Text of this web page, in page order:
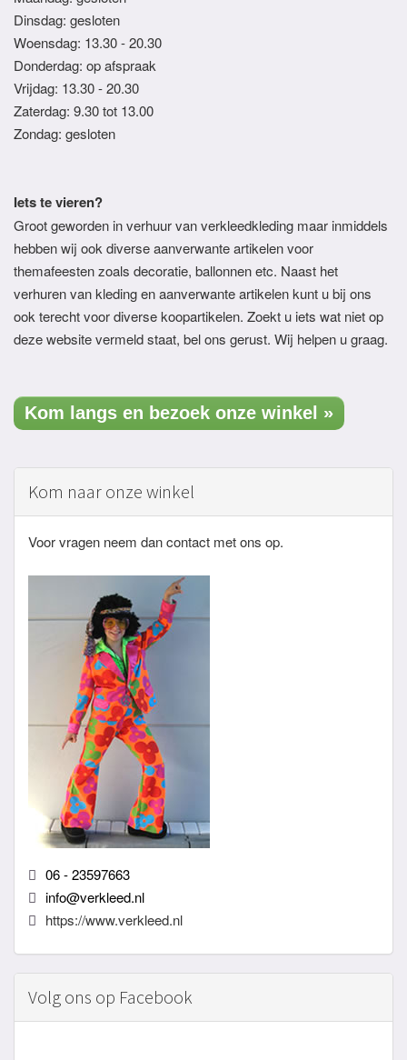
Dinsdag: gesloten
Woensdag: 13.30 - 20.30
Donderdag: op afspraak
Vrijdag: 13.30 - 20.30
Zaterdag: 9.30 tot 13.00
Zondag: gesloten
Iets te vieren?
Groot geworden in verhuur van verkleedkleding maar inmiddels
hebben wij ook diverse aanverwante artikelen voor
themafeesten zoals decoratie, ballonnen etc. Naast het
verhuren van kleding en aanverwante artikelen kunt u bij ons
ook terecht voor diverse koopartikelen. Zoekt u iets wat niet op
deze website vermeld staat, bel ons gerust. Wij helpen u graag.
Kom langs en bezoek onze winkel »
Kom naar onze winkel
Voor vragen neem dan contact met ons op.
06 - 23597663
info@verkleed.nl
https://www.verkleed.nl
Volg ons op Facebook